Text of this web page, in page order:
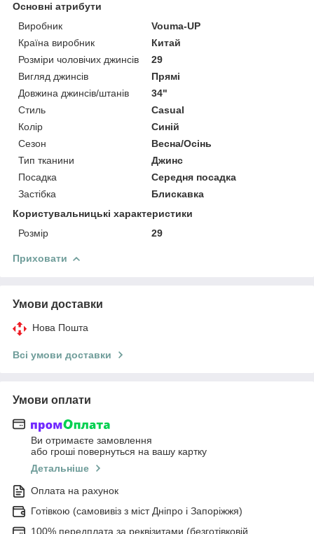
Основні атрибути
Виробник
Vouma-UP
Країна виробник
Китай
Розміри чоловічих джинсів
29
Вигляд джинсів
Прямі
Довжина джинсів/штанів
34"
Стиль
Casual
Колір
Синій
Сезон
Весна/Осінь
Тип тканини
Джинс
Посадка
Середня посадка
Застібка
Блискавка
Користувальницькі характеристики
Розмір
29
Приховати
Умови доставки
Нова Пошта
Всі умови доставки
Умови оплати
Ви отримаєте замовлення
або гроші повернуться на вашу картку
Детальніше
Оплата на рахунок
Готівкою (самовивіз з міст Дніпро і Запоріжжя)
100% передплата за реквізитами (безготівковій